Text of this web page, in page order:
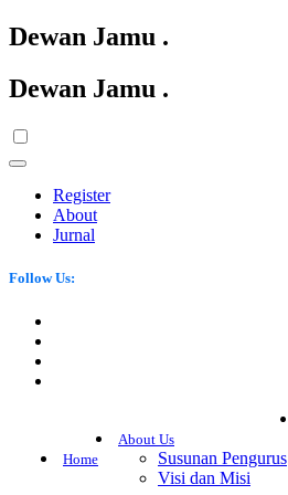
Dewan Jamu .
Dewan Jamu .
Register
About
Jurnal
Follow Us:
Home
About Us
Susunan Pengurus
Visi dan Misi